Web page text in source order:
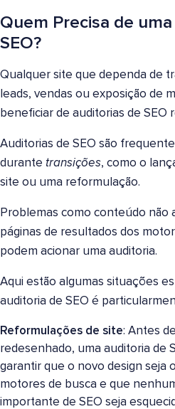
Quem Precisa de
SEO?
Qualquer site que dependa de
leads, vendas ou exposição de
beneficiar de auditorias de SEO
Auditorias de SEO são
durante transições, como o
site ou uma reformulação.
Problemas como conteúdo não
páginas de resultados dos
podem acionar uma auditoria.
Aqui estão algumas situações
auditoria de SEO é
Reformulações de site: Antes
redesenhado, uma auditoria de
garantir que o novo design seja
motores de busca e que
importante de SEO seja